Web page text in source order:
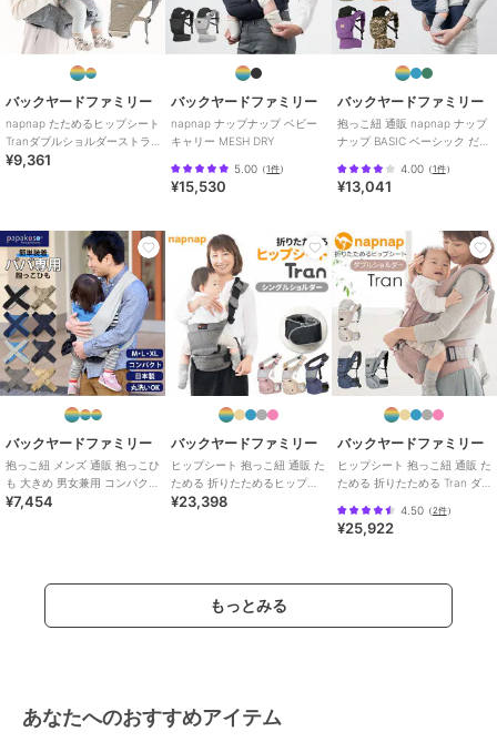
バックヤードファミリー
napnap たためるヒップシート
Tranダブルショルダーストラ
ップ
¥9,361
バックヤードファミリー
napnap ナップナップ ベビー
キャリー MESH DRY
5.00 （1件）
¥15,530
バックヤードファミリー
抱っこ紐 通販 napnap ナップ
ナップ BASIC ベーシック だっ
4.00（1件）
¥13,041
バックヤードファミリー
抱っこ紐 メンズ 通販 抱っこひ
も 大きめ 男女兼用 コンパクト
折りたたみ 洗える papakos
¥7,454
バックヤードファミリー
ヒップシート 抱っこ紐 通販 た
ためる 折りたためるヒップシ
ート Tran シングルショルダー
¥23,398
バックヤードファミリー
ヒップシート 抱っこ紐 通販 た
ためる 折りたためる Tran ダ
産祝
4.50（2件）
¥25,922
もっとみる
あなたへのおすすめアイテム